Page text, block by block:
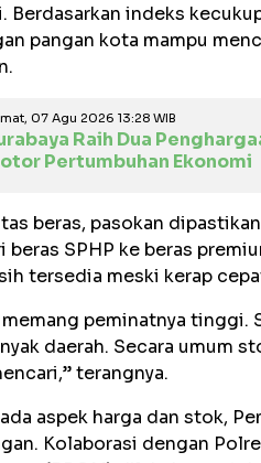
Berdasarkan indeks
pangan kota mampu
07 Agu 2026 13:28 WIB
Raih Dua
Pertumbuhan Ekonomi
beras, pasokan
beras SPHP ke beras
tersedia meski kerap
peminatnya tinggi.
daerah. Secara umum
terangnya.
aspek harga dan stok,
Kolaborasi dengan